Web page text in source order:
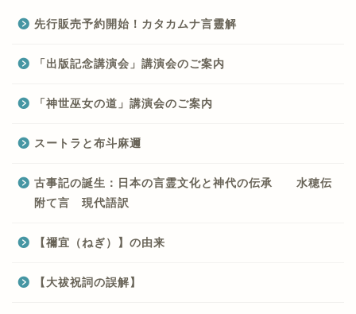
先行販売予約開始！カタカムナ言靈解
「出版記念講演会」講演会のご案内
「神世巫女の道」講演会のご案内
スートラと布斗麻邇
古事記の誕生：日本の言霊文化と神代の伝承 水穂伝
附て言 現代語訳
【禰宜（ねぎ）】の由来
【大祓祝詞の誤解】